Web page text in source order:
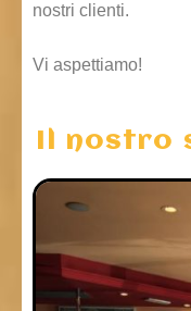
nostri clienti.
Vi aspettiamo!
Il nostro